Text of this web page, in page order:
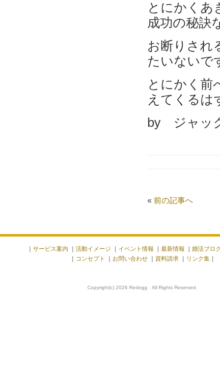
とにかくあ
成功の秘訣
お断りされ
たいないで
とにかく前
えてくるは
by ジャッ
« 前の記事へ
サービス案内 活動イメージ イベント情報 最新情報
婚活ブロ
コンセプト お問い合わせ｜ 資料請求｜ リンク集｜
Copyright(c) 2026 Redegg All Rights Reserved.